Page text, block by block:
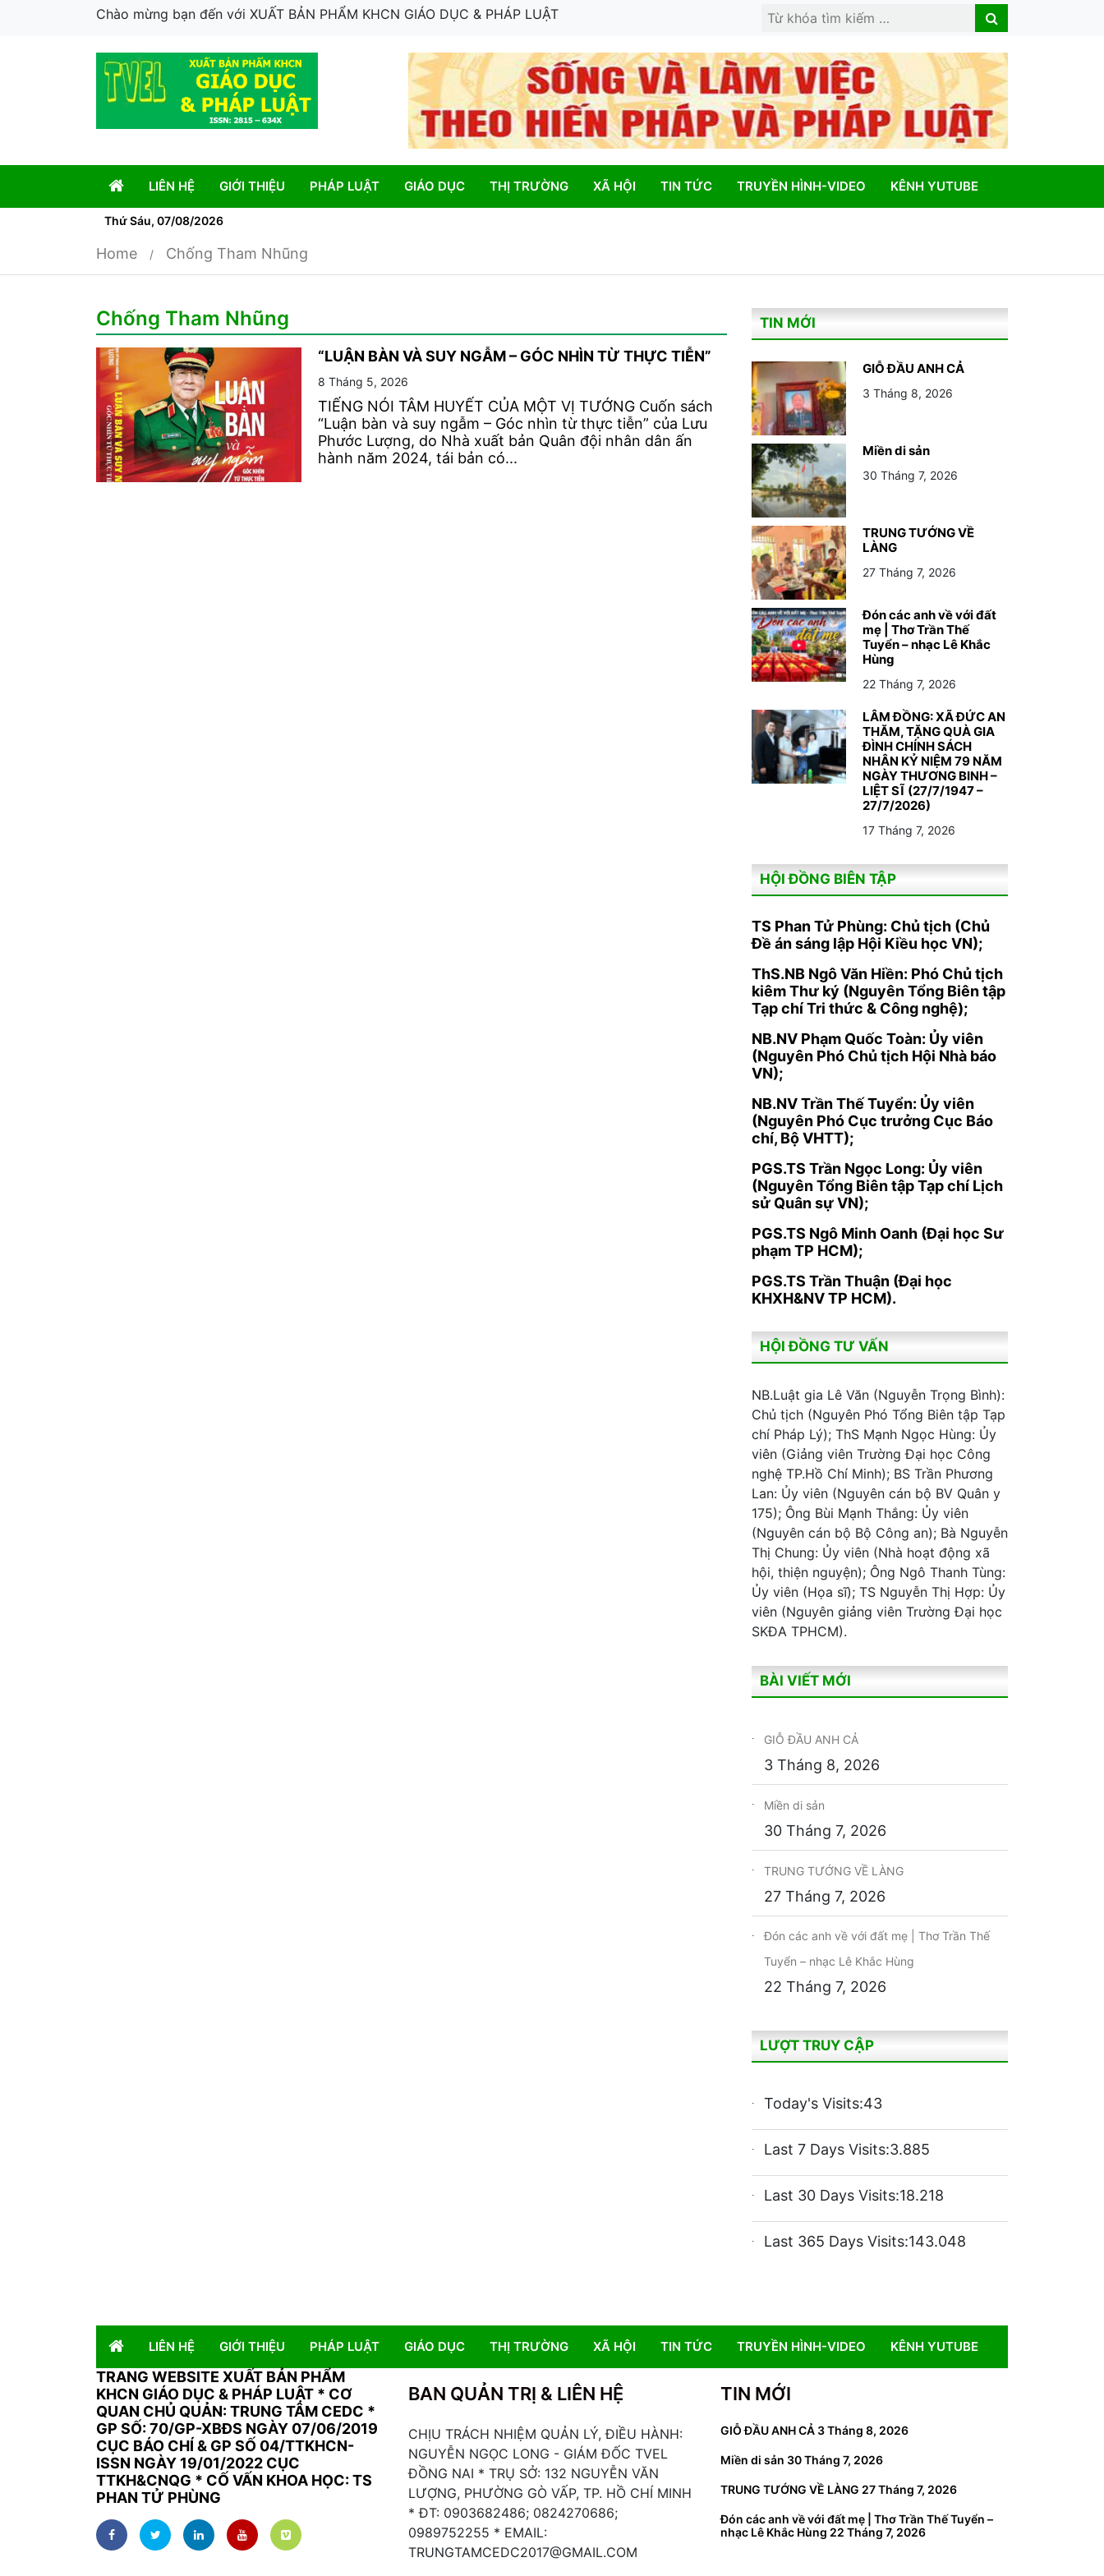
Chào mừng bạn đến với XUẤT BẢN PHẨM KHCN GIÁO DỤC & PHÁP LUẬT
Search
Search
LIÊN HỆ GIỚI THIỆU PHÁP LUẬT GIÁO DỤC THỊ TRƯỜNG XÃ HỘI TIN TỨC TRUYỀN HÌNH-VIDEO KÊNH YUTUBE
Thứ Sáu, 07/08/2026
Home Chống Tham Nhũng
Chống Tham Nhũng
“LUẬN BÀN VÀ SUY NGẪM – GÓC NHÌN TỪ THỰC TIỄN”
8 Tháng 5, 2026
TIẾNG NÓI TÂM HUYẾT CỦA MỘT VỊ TƯỚNG Cuốn sách
“Luận bàn và suy ngẫm – Góc nhìn từ thực tiễn” của Lưu
Phước Lượng, do Nhà xuất bản Quân đội nhân dân ấn
hành năm 2024, tái bản có...
TIN MỚI
GIỖ ĐẦU ANH CẢ
3 Tháng 8, 2026
Miền di sản
30 Tháng 7, 2026
TRUNG TƯỚNG VỀ
LÀNG
27 Tháng 7, 2026
Đón các anh về với đất
mẹ | Thơ Trần Thế
Tuyển – nhạc Lê Khắc
Hùng
22 Tháng 7, 2026
LÂM ĐỒNG: XÃ ĐỨC AN
THĂM, TẶNG QUÀ GIA
ĐÌNH CHÍNH SÁCH
NHÂN KỶ NIỆM 79 NĂM
NGÀY THƯƠNG BINH –
LIỆT SĨ (27/7/1947 –
27/7/2026)
17 Tháng 7, 2026
HỘI ĐỒNG BIÊN TẬP
TS Phan Tử Phùng: Chủ tịch (Chủ
Đề án sáng lập Hội Kiều học VN);
ThS.NB Ngô Văn Hiền: Phó Chủ tịch
kiêm Thư ký (Nguyên Tổng Biên tập
Tạp chí Tri thức & Công nghệ);
NB.NV Phạm Quốc Toàn: Ủy viên
(Nguyên Phó Chủ tịch Hội Nhà báo
VN);
NB.NV Trần Thế Tuyển: Ủy viên
(Nguyên Phó Cục trưởng Cục Báo
chí, Bộ VHTT);
PGS.TS Trần Ngọc Long: Ủy viên
(Nguyên Tổng Biên tập Tạp chí Lịch
sử Quân sự VN);
PGS.TS Ngô Minh Oanh (Đại học Sư
phạm TP HCM);
PGS.TS Trần Thuận (Đại học
KHXH&NV TP HCM).
HỘI ĐỒNG TƯ VẤN
NB.Luật gia Lê Văn (Nguyễn Trọng Bình):
Chủ tịch (Nguyên Phó Tổng Biên tập Tạp
chí Pháp Lý); ThS Mạnh Ngọc Hùng: Ủy
viên (Giảng viên Trường Đại học Công
nghệ TP.Hồ Chí Minh); BS Trần Phương
Lan: Ủy viên (Nguyên cán bộ BV Quân y
175); Ông Bùi Mạnh Thắng: Ủy viên
(Nguyên cán bộ Bộ Công an); Bà Nguyễn
Thị Chung: Ủy viên (Nhà hoạt động xã
hội, thiện nguyện); Ông Ngô Thanh Tùng:
Ủy viên (Họa sĩ); TS Nguyễn Thị Hợp: Ủy
viên (Nguyên giảng viên Trường Đại học
SKĐA TPHCM).
BÀI VIẾT MỚI
GIỖ ĐẦU ANH CẢ
3 Tháng 8, 2026
Miền di sản
30 Tháng 7, 2026
TRUNG TƯỚNG VỀ LÀNG
27 Tháng 7, 2026
Đón các anh về với đất mẹ | Thơ Trần Thế
Tuyển – nhạc Lê Khắc Hùng
22 Tháng 7, 2026
LƯỢT TRUY CẬP
Today's Visits:43
Last 7 Days Visits:3.885
Last 30 Days Visits:18.218
Last 365 Days Visits:143.048
LIÊN HỆ GIỚI THIỆU PHÁP LUẬT GIÁO DỤC THỊ TRƯỜNG XÃ HỘI TIN TỨC TRUYỀN HÌNH-VIDEO KÊNH YUTUBE
TRANG WEBSITE XUẤT BẢN PHẨM
KHCN GIÁO DỤC & PHÁP LUẬT * CƠ
QUAN CHỦ QUẢN: TRUNG TÂM CEDC *
GP SỐ: 70/GP-XBĐS NGÀY 07/06/2019
CỤC BÁO CHÍ & GP SỐ 04/TTKHCN-
ISSN NGÀY 19/01/2022 CỤC
TTKH&CNQG * CỐ VẤN KHOA HỌC: TS
PHAN TỬ PHÙNG
BAN QUẢN TRỊ & LIÊN HỆ
CHỊU TRÁCH NHIỆM QUẢN LÝ, ĐIỀU HÀNH:
NGUYỄN NGỌC LONG - GIÁM ĐỐC TVEL
ĐỒNG NAI * TRỤ SỞ: 132 NGUYỄN VĂN
LƯỢNG, PHƯỜNG GÒ VẤP, TP. HỒ CHÍ MINH
* ĐT: 0903682486; 0824270686;
0989752255 * EMAIL:
TRUNGTAMCEDC2017@GMAIL.COM
TIN MỚI
GIỖ ĐẦU ANH CẢ 3 Tháng 8, 2026
Miền di sản 30 Tháng 7, 2026
TRUNG TƯỚNG VỀ LÀNG 27 Tháng 7, 2026
Đón các anh về với đất mẹ | Thơ Trần Thế Tuyển –
nhạc Lê Khắc Hùng 22 Tháng 7, 2026